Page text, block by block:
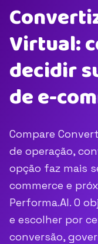
Virtual:
decidir
de e-
Compare
de operação,
opção faz mais
commerce e
Performa.AI. O
e escolher por
conversão,